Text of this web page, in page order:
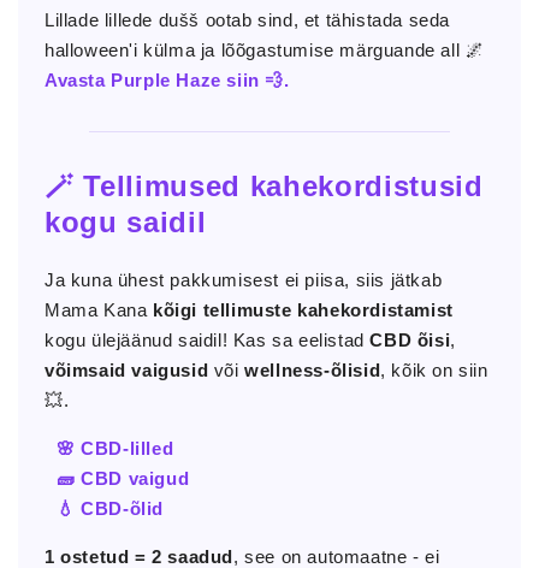
Lillade lillede dušš ootab sind, et tähistada seda
halloween'i külma ja lõõgastumise märguande all 🌌
Avasta Purple Haze siin 💨.
🪄 Tellimused kahekordistusid
kogu saidil
Ja kuna ühest pakkumisest ei piisa, siis jätkab
Mama Kana kõigi tellimuste kahekordistamist
kogu ülejäänud saidil! Kas sa eelistadCBD õisi,
võimsaid vaigusid võiwellness-õlisid, kõik on siin
💥.
🌸 CBD-lilled
🧱 CBD vaigud
💧 CBD-õlid
1 ostetud = 2 saadud, see on automaatne - ei